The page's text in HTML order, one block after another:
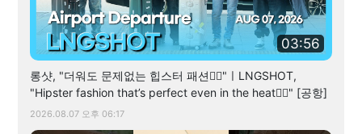
03:56
롱샷, "더워도 문제없는 힙스터 패션✌🏻"ㅣLNGSHOT,
"Hipster fashion that’s perfect even in the heat✌🏻" [공항]
2026.08.07 오후 06:17